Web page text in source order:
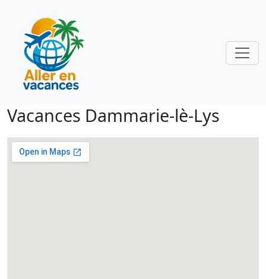
Vacances Dammarie-lè-Lys